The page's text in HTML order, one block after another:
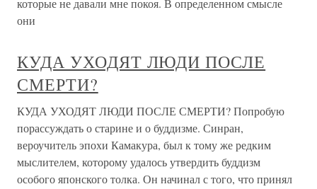
которые не давали мне покоя. В определенном смысле
они
КУДА УХОДЯТ ЛЮДИ ПОСЛЕ
СМЕРТИ?
КУДА УХОДЯТ ЛЮДИ ПОСЛЕ СМЕРТИ? Попробую
порассуждать о старине и о буддизме. Синран,
вероучитель эпохи Камакура, был к тому же редким
мыслителем, которому удалось утвердить буддизм
особого японского толка. Он начинал с того, что принял